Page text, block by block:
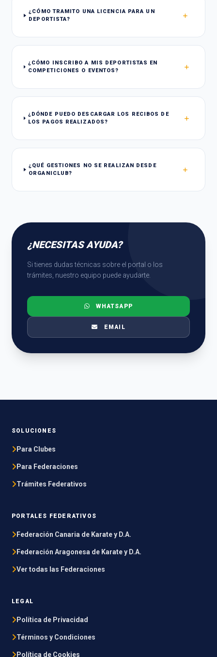
¿CÓMO TRAMITO UNA LICENCIA PARA UN
DEPORTISTA?
¿CÓMO INSCRIBO A MIS DEPORTISTAS EN
COMPETICIONES O EVENTOS?
¿DÓNDE PUEDO DESCARGAR LOS RECIBOS DE
LOS PAGOS REALIZADOS?
¿QUÉ GESTIONES NO SE REALIZAN DESDE
ORGANICLUB?
¿NECESITAS AYUDA?
Si tienes dudas técnicas sobre el portal o los
trámites, nuestro equipo puede ayudarte.
WHATSAPP
EMAIL
SOLUCIONES
Para Clubes
Para Federaciones
Trámites Federativos
PORTALES FEDERATIVOS
Federación Canaria de Karate y D.A.
Federación Aragonesa de Karate y D.A.
Ver todas las Federaciones
LEGAL
Política de Privacidad
Términos y Condiciones
Política de Cookies